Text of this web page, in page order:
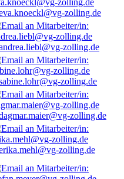
zolling.de
zolling.de
zolling.de
zolling.de
zolling.de